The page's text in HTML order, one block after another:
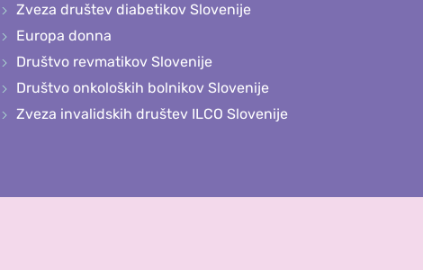
Zveza društev diabetikov Slovenije
Europa donna
Društvo revmatikov Slovenije
Društvo onkoloških bolnikov Slovenije
Zveza invalidskih društev ILCO Slovenije